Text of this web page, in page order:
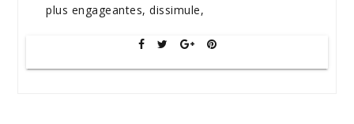
plus engageantes, dissimule,